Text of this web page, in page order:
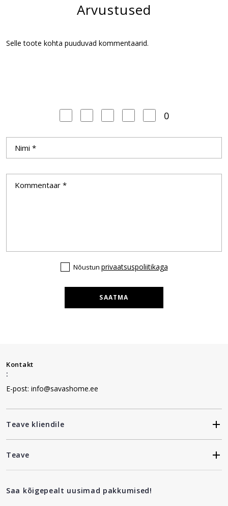
Arvustused
Selle toote kohta puuduvad kommentaarid.
0
Nõustun privaatsuspoliitikaga
SAATMA
Kontakt
:
E-post: info@savashome.ee
Teave kliendile
Teave
Saa kõigepealt uusimad pakkumised!